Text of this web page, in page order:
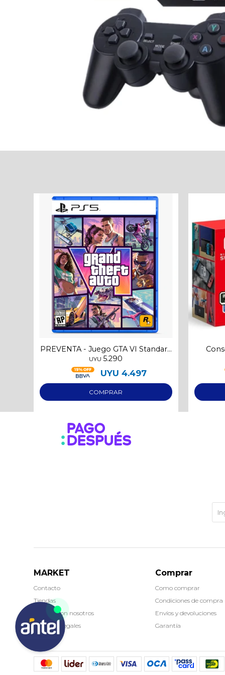
PREVENTA - Juego GTA VI Standard
Edition
UYU 5.290
UYU 4.497
MARKET
Contacto
Tiendas
Trabaja con nosotros
Términos legales
Comprar
Como comprar
Condiciones de compra
Envíos y devoluciones
Garantía